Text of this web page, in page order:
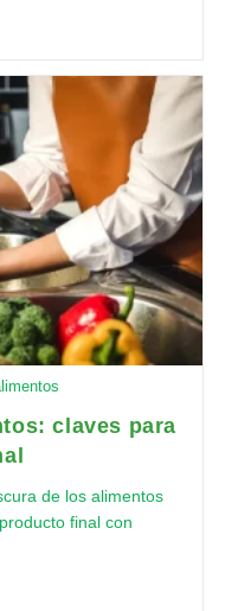
claves para
de los alimentos
final con